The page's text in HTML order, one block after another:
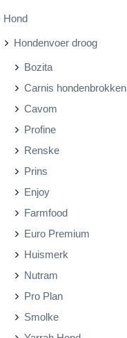
Hond
Hondenvoer droog
Bozita
Carnis hondenbrokken
Cavom
Profine
Renske
Prins
Enjoy
Farmfood
Euro Premium
Huismerk
Nutram
Pro Plan
Smolke